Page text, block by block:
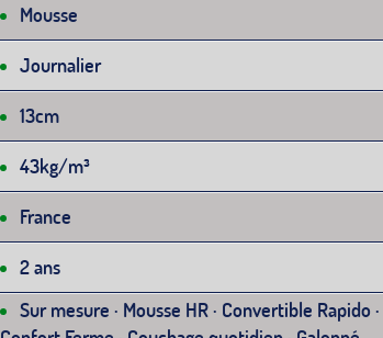
Mousse
Journalier
13cm
43kg/m³
France
2 ans
Sur mesure · Mousse HR · Convertible Rapido ·